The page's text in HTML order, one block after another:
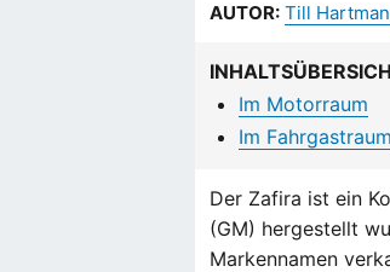
AUTOR: Till
Im Motorraum
Im Fahrgastraum
Der Zafira ist ein
(GM) hergestellt
Markennamen